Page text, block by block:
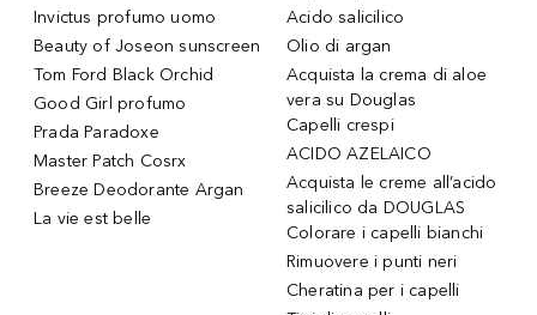
Invictus profumo uomo
Beauty of Joseon sunscreen
Tom Ford Black Orchid
Good Girl profumo
Prada Paradoxe
Master Patch Cosrx
Breeze Deodorante Argan
La vie est belle
Acido salicilico
Olio di argan
Acquista la crema di aloe
vera su Douglas
Capelli crespi
ACIDO AZELAICO
Acquista le creme all’acido
salicilico da DOUGLAS
Colorare i capelli bianchi
Rimuovere i punti neri
Cheratina per i capelli